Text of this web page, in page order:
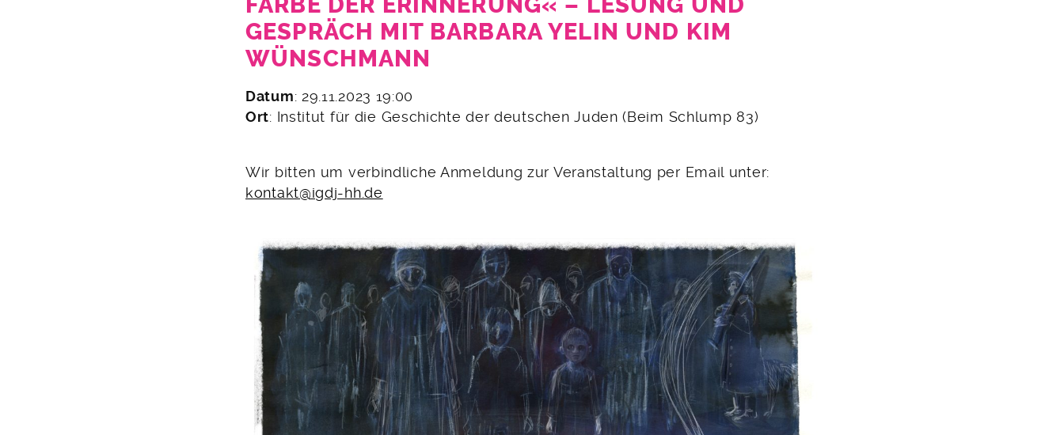
GESPRÄCH MIT BARBARA YELIN UND KIM
WÜNSCHMANN
Datum: 29.11.2023 19:00
Ort: Institut für die Geschichte der deutschen Juden (Beim Schlump 83)
Wir bitten um verbindliche Anmeldung zur Veranstaltung per Email unter:
kontakt@igdj-hh.de